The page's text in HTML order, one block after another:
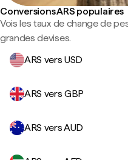
Conversions ARS populaires
Vois les taux de change de
grandes devises.
ARS vers USD
ARS vers GBP
ARS vers AUD